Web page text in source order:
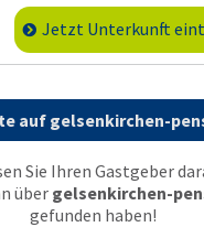
Jetzt Unterkunft
auf gelsenkirchen-
Sie Ihren Gastgeber
über gelsenkirchen-
gefunden haben!